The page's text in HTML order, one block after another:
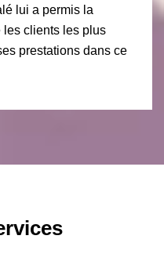
lui a permis la
les clients les plus
prestations dans ce